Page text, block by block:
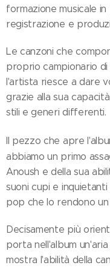
formazione musicale
registrazione e
Le canzoni che
proprio campionario
l'artista riesce a dare
grazie alla sua
stili e generi differenti.
Il pezzo che apre
abbiamo un primo
Anoush e della sua
suoni cupi e
pop che lo rendono
Decisamente più
porta nell'album
mostra l'abilità della